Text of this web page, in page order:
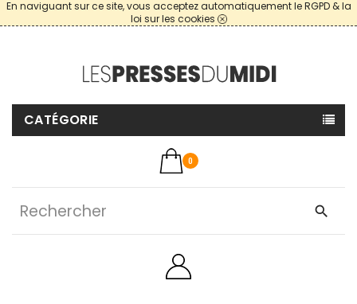
En naviguant sur ce site, vous acceptez automatiquement le RGPD & la
loi sur les cookies
CATÉGORIE
0
search